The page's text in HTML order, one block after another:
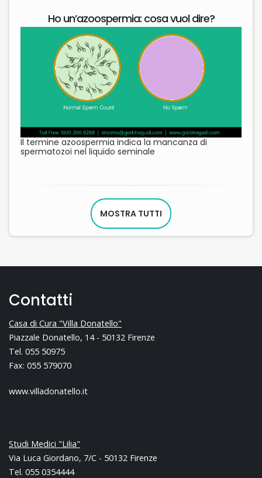
Ho un’azoospermia: cosa vuol dire?
Il termine azoospermia indica la mancanza di
spermatozoi nel liquido seminale
MOSTRA TUTTI
Contatti
Casa di Cura "Villa Donatello"
Piazzale Donatello, 14 - 50132 Firenze
Tel. 055 50975
Fax: 055 579070
www.villadonatello.it
Studi Medici "Lilia"
Via Luca Giordano, 7/C - 50132 Firenze
Tel. 055 0354444